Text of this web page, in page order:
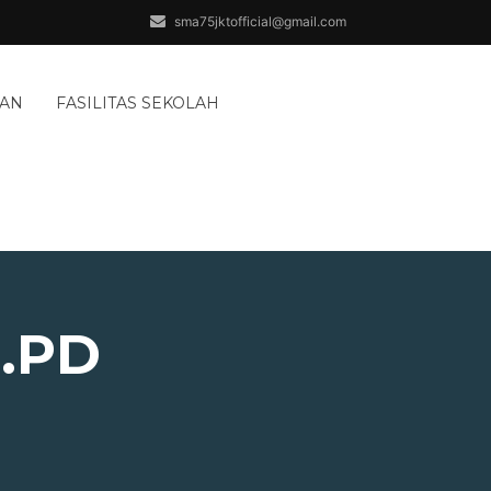
sma75jktofficial@gmail.com
FASILITAS SEKOLAH